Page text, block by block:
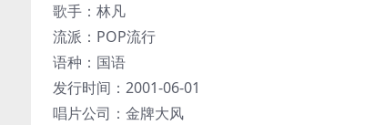
歌手：林凡
流派：POP流行
语种：国语
发行时间：2001-06-01
唱片公司：金牌大风